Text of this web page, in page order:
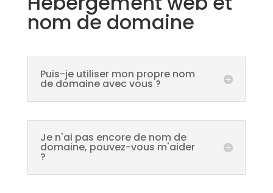
nom de domaine
Puis-je utiliser mon propre nom
de domaine avec vous ?
Je n'ai pas encore de nom de
domaine, pouvez-vous m'aider
?